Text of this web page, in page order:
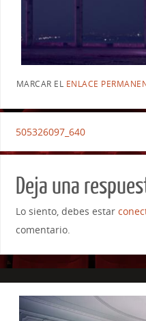
MARCAR EL ENLACE
505326097_640
Deja una
Lo siento, debes estar
comentario.